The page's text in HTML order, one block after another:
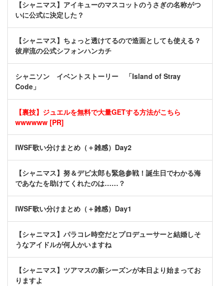
【シャニマス】アイキューのマスコットのうさぎの名称がつ
いに公式に決定した？
【シャニマス】ちょっと透けてるので造面としても使える？
彼岸流の公式シフォンハンカチ
シャニソン イベントストーリー 「Island of Stray
Code」
【裏技】ジュエルを無料で大量GETする方法がこちら
wwwwww [PR]
IWSF歌い分けまとめ（＋雑感）Day2
【シャニマス】努＆デビ太郎も緊急参戦！誕生日でわかる海
であなたを助けてくれたのは……？
IWSF歌い分けまとめ（＋雑感）Day1
【シャニマス】パラコレ時空だとプロデューサーと結婚しそ
うなアイドルが何人かいますね
【シャニマス】ツアマスの新シーズンが本日より始まってお
りますよ